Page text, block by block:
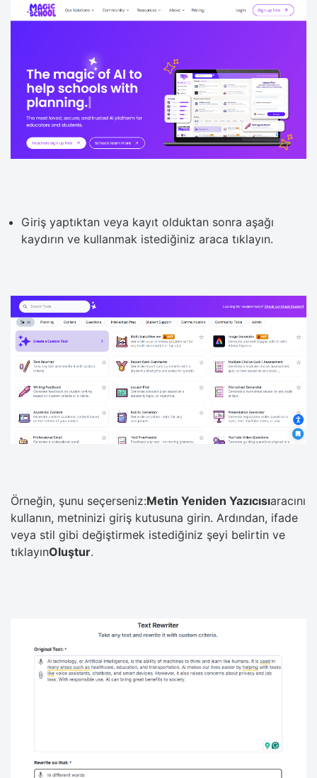
Giriş yaptıktan veya kayıt olduktan sonra aşağı
kaydırın ve kullanmak istediğiniz araca tıklayın.
Örneğin, şunu seçerseniz:Metin Yeniden Yazıcısıaracını
kullanın, metninizi giriş kutusuna girin. Ardından, ifade
veya stil gibi değiştirmek istediğiniz şeyi belirtin ve
tıklayınOluştur.